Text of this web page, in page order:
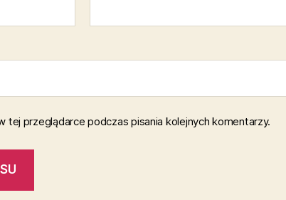
tej przeglądarce podczas pisania kolejnych komentarzy.